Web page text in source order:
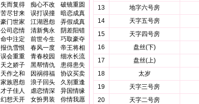
失而复得
痴心不改
破镜重圆
苦尽甘来
误打误撞
暗恋成真
豪门世家
江湖恩怨
弄假成真
公司恋情
清新隽永
阴差阳错
命中注定
前世今生
巧取豪夺
报仇雪恨
春风一度
帝王将相
误会重重
青春校园
细水长流
天之娇子
黑帮情仇
患得患失
天作之和
因祸得福
协议买卖
家族恩怨
浪子回头
久别重逢
才子佳人
虐恋情深
异国情缘
幻想天开
女扮男装
你情我愿
13
地字六号房
14
天字五号房
15
天字四号房
16
盘丝(下)
17
盘丝(上)
18
太岁
19
天字三号房
20
天字二号房